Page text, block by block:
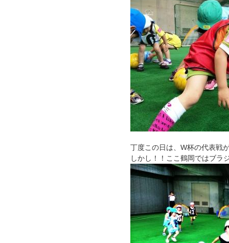
丁度この日は、W杯の代表戦
しかし！！ここ鶴岡ではブラ